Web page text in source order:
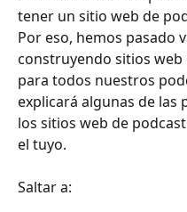
tener un sitio web de
Por eso, hemos pasado
construyendo sitios
para todos nuestros
explicará algunas de las
los sitios web de
el tuyo.
Saltar a: